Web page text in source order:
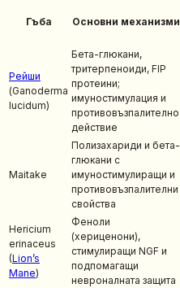
Гъба Основни механизми
Рейши
(Ganoderma
lucidum)
Бета-глюкани,
тритерпеноиди, FIP
протеини;
имуностимулация и
противовъзпалително
действие
Maitake
Полизахариди и бета-
глюкани с
имуностимулиращи и
противовъзпалителни
свойства
Hericium
erinaceus
(Lion’s
Mane)
Феноли
(хериценони),
стимулиращи NGF и
подпомагащи
невроналната защита